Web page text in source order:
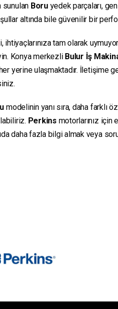
sunulan Boruyedek parçaları,
altında bile güvenilir bir
tam olarak
Konya merkezli Bulur İş
her yerine ulaşmaktadır.
modelinin yanı sıra, daha farklı
Perkins motorlarınız için
daha fazla bilgi almak veya